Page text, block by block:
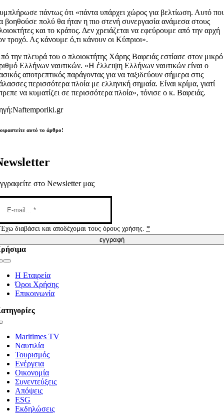
πάντως ότι «πάντα υπάρχει χώρος για βελτίωση. Αυτό
βοηθούσε πολύ θα ήταν η πιο στενή συνεργασία ανάμεσα στους
και το κράτος. Δεν χρειάζεται να εφεύρουμε από την αρχή
τροχό. Ας κάνουμε ό,τι κάνουν οι Κύπριοι».
την πλευρά του ο πλοιοκτήτης Χάρης Βαφειάς εστίασε στον μικρό
Ελλήνων ναυτικών. «Η έλλειψη Ελλήνων ναυτικών είναι ο
αποτρεπτικός παράγοντας για να ταξιδεύουν σήμερα στις
περισσότερα πλοία με ελληνική σημαία. Είναι κρίμα, γιατί
να κυματίζει σε περισσότερα πλοία», τόνισε ο κ. Βαφειάς.
αυτό το άρθρο!
στο Newsletter μας
Έχω διαβάσει και αποδέχομαι τους όρους χρήσης.*
εγγραφή
Η Εταιρεία
Όροι Χρήσης
Επικοινωνία
Maritimes TV
Ναυτιλία
Τουρισμός
Ενέργεια
Οικονομία
Συνεντεύξεις
Απόψεις
ESG
Εκδηλώσεις